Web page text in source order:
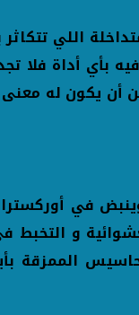
اللي
بأي أداة فلا
أن يكون له
في
و